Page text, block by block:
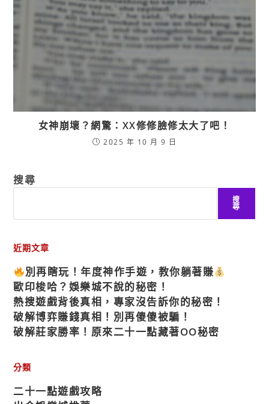
女神崩壞？網驚：XX修修臉修太大了吧！
2025 年 10 月 9 日
搜尋
搜
尋
近期文章
別再瞎玩！年度神作手遊，教你躺著賺
歐印梭哈？娛樂城不說的秘密！
熱搜遊戲背後真相，專家沒告訴你的秘密！
破解博弈賺錢真相！別再傻傻被騙！
破解莊家勝率！原來二十一點藏著OO秘密
分類
二十一點遊戲攻略